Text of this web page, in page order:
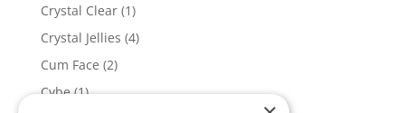
Crystal Clear (1)
Crystal Jellies (4)
Cum Face (2)
Cybe (1)